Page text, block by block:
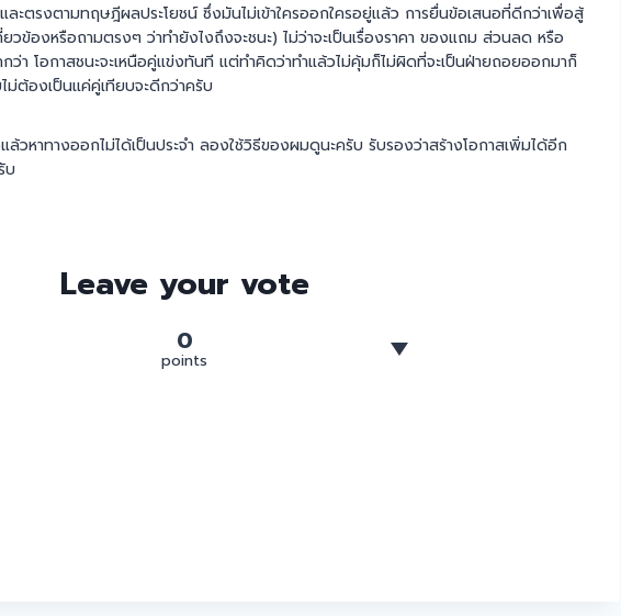
ะตรงตามทฤษฎีผลประโยชน์ ซึ่งมันไม่เข้าใครออกใครอยู่แล้ว การยื่นข้อเสนอที่ดีกว่าเพื่อสู้
วข้องหรือถามตรงๆ ว่าทำยังไงถึงจะชนะ) ไม่ว่าจะเป็นเรื่องราคา ของแถม ส่วนลด หรือ
า โอกาสชนะจะเหนือคู่แข่งทันที แต่ทำคิดว่าทำแล้วไม่คุ้มก็ไม่ผิดที่จะเป็นฝ่ายถอยออกมาก็
ม่ต้องเป็นแค่คู่เทียบจะดีกว่าครับ
วหาทางออกไม่ได้เป็นประจำ ลองใช้วิธีของผมดูนะครับ รับรองว่าสร้างโอกาสเพิ่มได้อีก
บ
Leave your vote
0
points